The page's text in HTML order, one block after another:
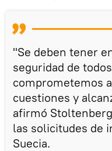
"Se deben tener
seguridad de
comprometemos
cuestiones y
afirmó
las solicitudes de
Suecia.